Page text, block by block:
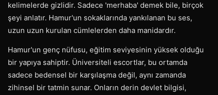
kelimelerde gizlidir. Sadece 'merhaba' demek bile, birçok
şeyi anlatır. Hamur'un sokaklarında yankılanan bu ses,
uzun uzun kurulan cümlelerden daha manidardır.
Hamur'un genç nüfusu, eğitim seviyesinin yüksek olduğu
bir yapıya sahiptir. Üniversiteli escortlar, bu ortamda
sadece bedensel bir karşılaşma değil, aynı zamanda
zihinsel bir tatmin sunar. Onların derin devlet bilgisi,